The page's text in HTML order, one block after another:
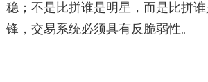
稳；不是比拼谁是明星，而是比拼
锋，交易系统必须具有反脆弱性。